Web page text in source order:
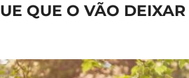
QUE O VÃO